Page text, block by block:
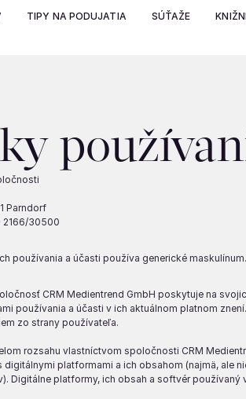
TIPY NA PODUJATIA SÚŤAŽE
Parndorf
2166/30500
používania a účasti používa generické
CRM Medientrend GmbH poskytuje na
používania a účasti v ich aktuálnom platnom
zo strany používateľa.
rozsahu vlastníctvom spoločnosti CRM
platformami a ich obsahom (najmä, ale
Digitálne platformy, ich obsah a softvér